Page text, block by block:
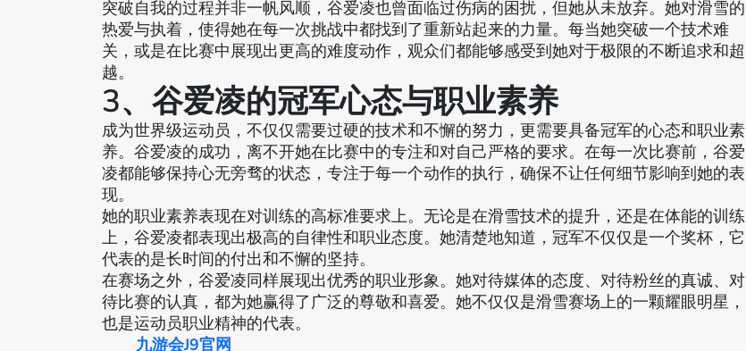
突破自我的过程并非一帆风顺，谷爱凌也曾面临过伤病的困扰，但她从未放弃。她对滑雪的
热爱与执着，使得她在每一次挑战中都找到了重新站起来的力量。每当她突破一个技术难
关，或是在比赛中展现出更高的难度动作，观众们都能够感受到她对于极限的不断追求和超
越。
3、谷爱凌的冠军心态与职业素养
成为世界级运动员，不仅仅需要过硬的技术和不懈的努力，更需要具备冠军的心态和职业素
养。谷爱凌的成功，离不开她在比赛中的专注和对自己严格的要求。在每一次比赛前，谷爱
凌都能够保持心无旁骛的状态，专注于每一个动作的执行，确保不让任何细节影响到她的表
现。
她的职业素养表现在对训练的高标准要求上。无论是在滑雪技术的提升，还是在体能的训练
上，谷爱凌都表现出极高的自律性和职业态度。她清楚地知道，冠军不仅仅是一个奖杯，它
代表的是长时间的付出和不懈的坚持。
在赛场之外，谷爱凌同样展现出优秀的职业形象。她对待媒体的态度、对待粉丝的真诚、对
待比赛的认真，都为她赢得了广泛的尊敬和喜爱。她不仅仅是滑雪赛场上的一颗耀眼明星，
也是运动员职业精神的代表。
九游会J9官网